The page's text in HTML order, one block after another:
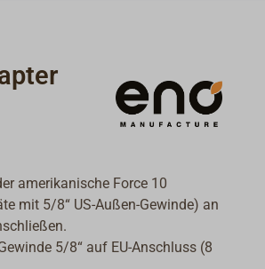
amerikanische Force 10
mit 5/8“ US-Außen-Gewinde) an
5/8“ auf EU-Anschluss (8